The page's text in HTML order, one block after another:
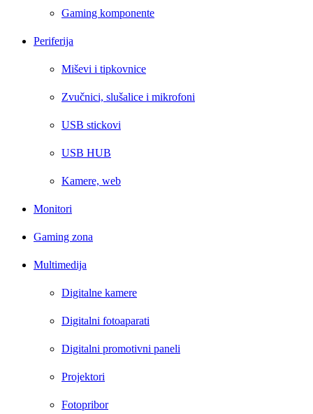
Gaming komponente
Periferija
Miševi i tipkovnice
Zvučnici, slušalice i mikrofoni
USB stickovi
USB HUB
Kamere, web
Monitori
Gaming zona
Multimedija
Digitalne kamere
Digitalni fotoaparati
Digitalni promotivni paneli
Projektori
Fotopribor